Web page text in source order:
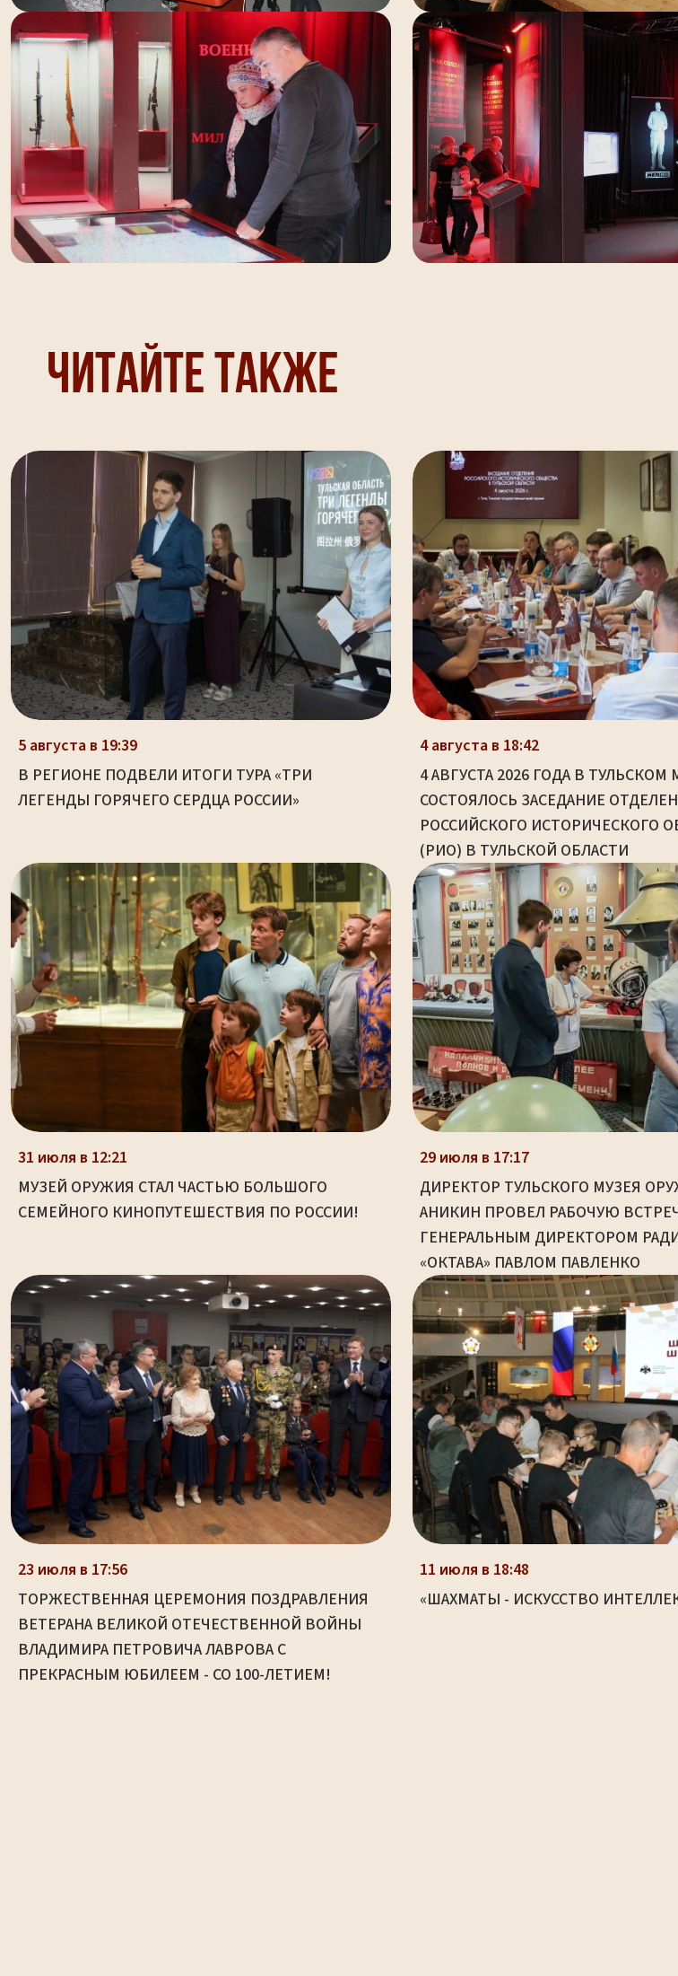
Читайте также
5 августа в 19:39
В РЕГИОНЕ ПОДВЕЛИ ИТОГИ ТУРА «ТРИ
ЛЕГЕНДЫ ГОРЯЧЕГО СЕРДЦА РОССИИ»
4 августа в 18:42
4 АВГУСТА 2026 ГОДА В
СОСТОЯЛОСЬ ЗАСЕДАНИЕ
РОССИЙСКОГО ИСТОРИЧЕСКОГО
(РИО) В ТУЛЬСКОЙ ОБЛАСТИ
31 июля в 12:21
МУЗЕЙ ОРУЖИЯ СТАЛ ЧАСТЬЮ БОЛЬШОГО
СЕМЕЙНОГО КИНОПУТЕШЕСТВИЯ ПО РОССИИ!
29 июля в 17:17
ДИРЕКТОР ТУЛЬСКОГО МУЗЕЯ
АНИКИН ПРОВЕЛ РАБОЧУЮ
ГЕНЕРАЛЬНЫМ ДИРЕКТОРОМ
«ОКТАВА» ПАВЛОМ ПАВЛЕНКО
23 июля в 17:56
ТОРЖЕСТВЕННАЯ ЦЕРЕМОНИЯ ПОЗДРАВЛЕНИЯ
ВЕТЕРАНА ВЕЛИКОЙ ОТЕЧЕСТВЕННОЙ ВОЙНЫ
ВЛАДИМИРА ПЕТРОВИЧА ЛАВРОВА С
ПРЕКРАСНЫМ ЮБИЛЕЕМ - СО 100-ЛЕТИЕМ!
11 июля в 18:48
«ШАХМАТЫ - ИСКУССТВО